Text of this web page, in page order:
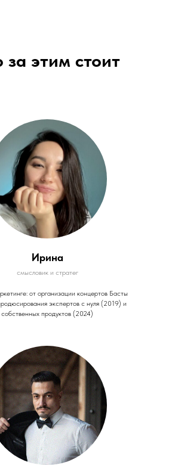
за этим стоит
Ирина
смысловик и стратег
от организации концертов Басты
экспертов с нуля (2019) и
собственных продуктов (2024)